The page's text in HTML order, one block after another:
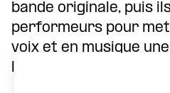
bande originale, puis
performeurs pour
voix et en musique
leur façon.